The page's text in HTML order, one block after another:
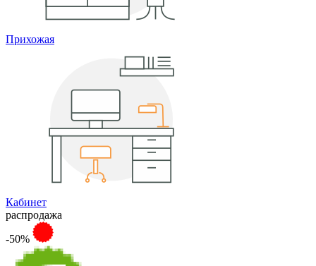
Прихожая
Кабинет
распродажа
-50%